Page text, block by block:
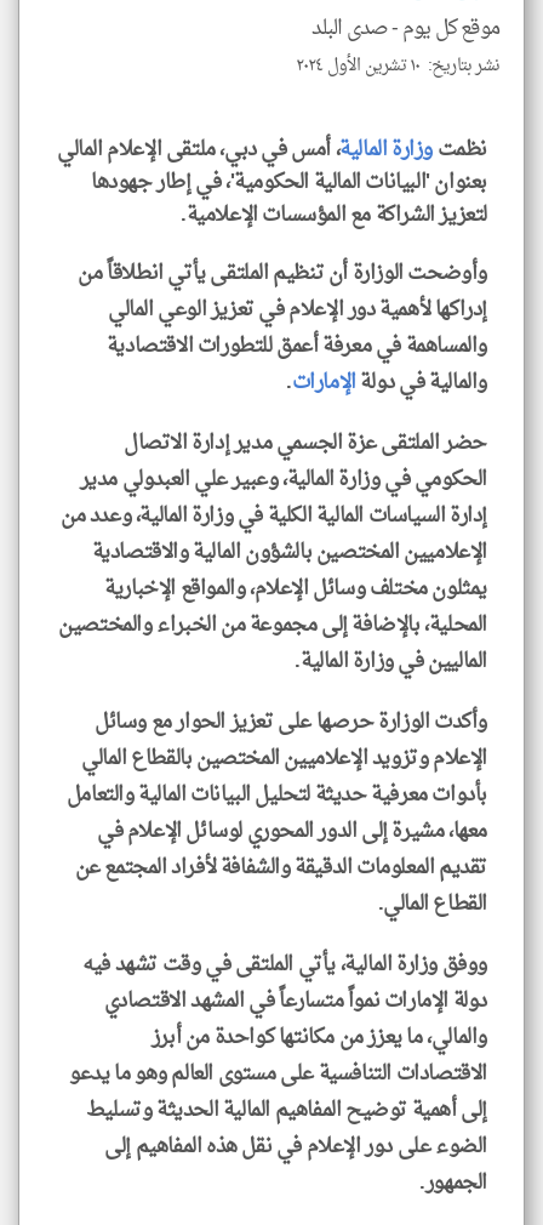
موقع كل يوم -صدى البلد
نشر بتاريخ: ١٠ تشرين الأول ٢٠٢٤
نظمتوزارة المالية، أمس في دبي، ملتقى الإعلام المالي
بعنوان 'البيانات المالية الحكومية'، في إطار جهودها
لتعزيز الشراكة مع المؤسسات الإعلامية.
وأوضحت الوزارة أن تنظيم الملتقى يأتي انطلاقاً من
إدراكها لأهمية دور الإعلام في تعزيز الوعي المالي
والمساهمة في معرفة أعمق للتطورات الاقتصادية
والمالية في دولةالإمارات.
حضر الملتقى عزة الجسمي مدير إدارة الاتصال
الحكومي في وزارة المالية، وعبير علي العبدولي مدير
إدارة السياسات المالية الكلية في وزارة المالية، وعدد من
الإعلاميين المختصين بالشؤون المالية والاقتصادية
يمثلون مختلف وسائل الإعلام، والمواقع الإخبارية
المحلية، بالإضافة إلى مجموعة من الخبراء والمختصين
الماليين في وزارة المالية.
وأكدت الوزارة حرصها على تعزيز الحوار مع وسائل
الإعلام وتزويد الإعلاميين المختصين بالقطاع المالي
بأدوات معرفية حديثة لتحليل البيانات المالية والتعامل
معها، مشيرة إلى الدور المحوري لوسائل الإعلام في
تقديم المعلومات الدقيقة والشفافة لأفراد المجتمع عن
القطاع المالي.
ووفق وزارة المالية، يأتي الملتقى في وقت تشهد فيه
دولة الإمارات نمواً متسارعاً في المشهد الاقتصادي
والمالي، ما يعزز من مكانتها كواحدة من أبرز
الاقتصادات التنافسية على مستوى العالم وهو ما يدعو
إلى أهمية توضيح المفاهيم المالية الحديثة وتسليط
الضوء على دور الإعلام في نقل هذه المفاهيم إلى
الجمهور.